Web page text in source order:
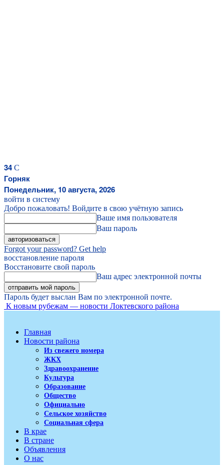
34 C
Горняк
Понедельник, 10 августа, 2026
войти в систему
Добро пожаловать! Войдите в свою учётную запись
Ваше имя пользователя
Ваш пароль
Forgot your password? Get help
восстановление пароля
Восстановите свой пароль
Ваш адрес электронной почты
Пароль будет выслан Вам по электронной почте.
К новым рубежам — новости Локтевского района
Главная
Новости района
Из свежего номера
ЖКХ
Здравоохранение
Культура
Образование
Общество
Официально
Сельское хозяйство
Социальная сфера
В крае
В стране
Объявления
О нас